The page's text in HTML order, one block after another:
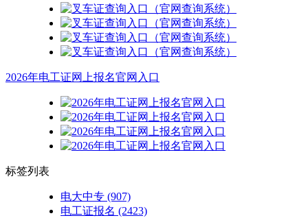
2026年电工证网上报名官网入口
标签列表
电大中专 (907)
电工证报名 (2423)